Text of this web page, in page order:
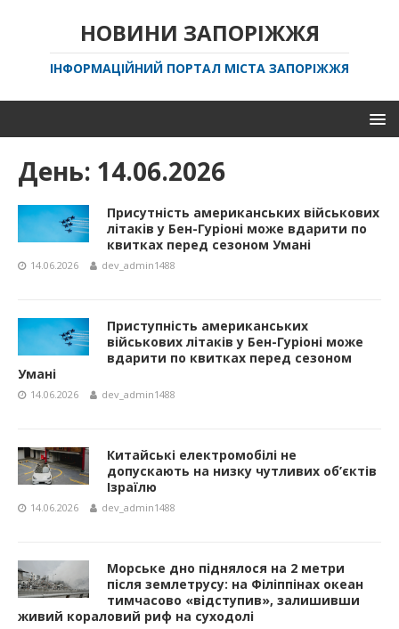
НОВИНИ ЗАПОРІЖЖЯ
ІНФОРМАЦІЙНИЙ ПОРТАЛ МІСТА ЗАПОРІЖЖЯ
День: 14.06.2026
Присутність американських військових
літаків у Бен-Гуріоні може вдарити по
квитках перед сезоном Умані
14.06.2026 dev_admin1488
Приступність американських
військових літаків у Бен-Гуріоні може
вдарити по квитках перед сезоном
Умані
14.06.2026 dev_admin1488
Китайські електромобілі не
допускають на низку чутливих об’єктів
Ізраїлю
14.06.2026 dev_admin1488
Морське дно піднялося на 2 метри
після землетрусу: на Філіппінах океан
тимчасово «відступив», залишивши
живий кораловий риф на суходолі